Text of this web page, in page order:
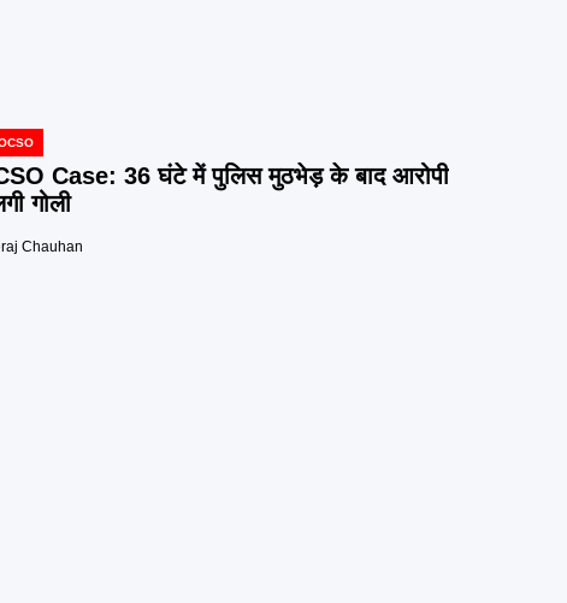
Case: 36 घंटे में पुलिस मुठभेड़ के बाद आरोपी
गोली
Chauhan